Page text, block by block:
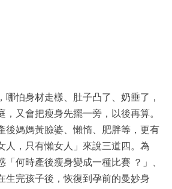
哪怕身材走樣、肚子凸了、奶垂了，
，又會把瘦身先擺一旁，以後再算。
後媽媽黃臉婆、懶惰、肥胖等，更有
人，只有懶女人」來說三道四。為
「何時產後瘦身變成一種比賽 ？」、
生完孩子後，恢復到孕前的曼妙身